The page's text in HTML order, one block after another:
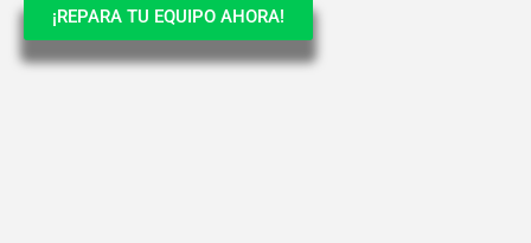
¡REPARA TU EQUIPO AHORA!